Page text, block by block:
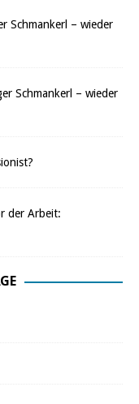
Schmankerl – wieder
Schmankerl – wieder
der Arbeit: